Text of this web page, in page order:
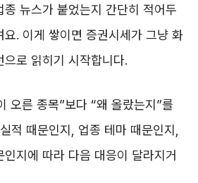
뉴스가 붙었는지 간단히 적어두
요. 이게 쌓이면 증권시세가 그냥 화
로 읽히기 시작합니다.
오른 종목”보다 “왜 올랐는지”를
적 때문인지, 업종 테마 때문인지,
지에 따라 다음 대응이 달라지거